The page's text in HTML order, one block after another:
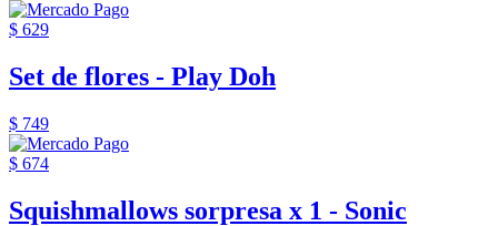
$ 629
Set de flores - Play Doh
$ 749
$ 674
Squishmallows sorpresa x 1 - Sonic